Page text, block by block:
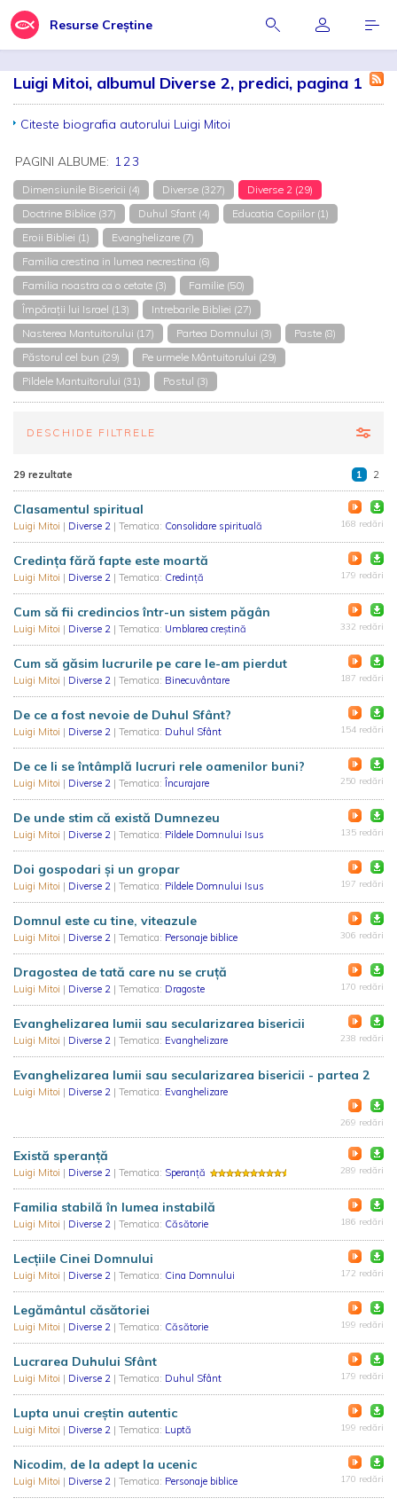
Resurse Creștine
Luigi Mitoi, albumul Diverse 2, predici, pagina 1
Citeste biografia autorului Luigi Mitoi
PAGINI ALBUME: 123
Dimensiunile Bisericii (4) Diverse (327)
Diverse 2 (29)
Doctrine Biblice (37)
Duhul Sfant (4)
Educatia Copiilor (1)
Eroii Bibliei (1)
Evanghelizare (7)
Familia crestina in lumea necrestina (6)
Familia noastra ca o cetate (3)
Familie (50)
Împărații lui Israel (13)
Intrebarile Bibliei (27)
Nasterea Mantuitorului (17)
Partea Domnului (3)
Paste (8)
Păstorul cel bun (29)
Pe urmele Mântuitorului (29)
Pildele Mantuitorului (31)
Postul (3)
DESCHIDE FILTRELE
29 rezultate 1 2
Clasamentul spiritual
Luigi Mitoi | Diverse 2 | Tematica: Consolidare spirituală 168 redări
Credinţa fără fapte este moartă
Luigi Mitoi | Diverse 2 | Tematica: Credință 179 redări
Cum să fii credincios într-un sistem păgân
Luigi Mitoi | Diverse 2 | Tematica: Umblarea creştină 332 redări
Cum să găsim lucrurile pe care le-am pierdut
Luigi Mitoi | Diverse 2 | Tematica: Binecuvântare 187 redări
De ce a fost nevoie de Duhul Sfânt?
Luigi Mitoi | Diverse 2 | Tematica: Duhul Sfânt 154 redări
De ce li se întâmplă lucruri rele oamenilor buni?
Luigi Mitoi | Diverse 2 | Tematica: Încurajare 250 redări
De unde stim că există Dumnezeu
Luigi Mitoi | Diverse 2 | Tematica: Pildele Domnului Isus 135 redări
Doi gospodari și un gropar
Luigi Mitoi | Diverse 2 | Tematica: Pildele Domnului Isus 197 redări
Domnul este cu tine, viteazule
Luigi Mitoi | Diverse 2 | Tematica: Personaje biblice 306 redări
Dragostea de tată care nu se cruță
Luigi Mitoi | Diverse 2 | Tematica: Dragoste 170 redări
Evanghelizarea lumii sau secularizarea bisericii
Luigi Mitoi | Diverse 2 | Tematica: Evanghelizare 238 redări
Evanghelizarea lumii sau secularizarea bisericii - partea 2
Luigi Mitoi | Diverse 2 | Tematica: Evanghelizare
269 redări
Există speranță
Luigi Mitoi | Diverse 2 | Tematica: Speranță 289 redări
Familia stabilă în lumea instabilă
Luigi Mitoi | Diverse 2 | Tematica: Căsătorie 186 redări
Lecțiile Cinei Domnului
Luigi Mitoi | Diverse 2 | Tematica: Cina Domnului 172 redări
Legământul căsătoriei
Luigi Mitoi | Diverse 2 | Tematica: Căsătorie 199 redări
Lucrarea Duhului Sfânt
Luigi Mitoi | Diverse 2 | Tematica: Duhul Sfânt 179 redări
Lupta unui creştin autentic
Luigi Mitoi | Diverse 2 | Tematica: Luptă 199 redări
Nicodim, de la adept la ucenic
Luigi Mitoi | Diverse 2 | Tematica: Personaje biblice 170 redări